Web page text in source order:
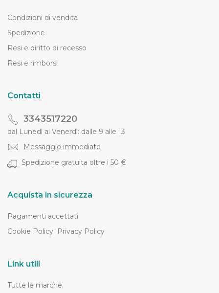
Condizioni di vendita
Spedizione
Resi e diritto di recesso
Resi e rimborsi
Contatti
3343517220
dal Lunedì al Venerdì: dalle 9 alle 13
Messaggio immediato
Spedizione gratuita oltre i 50 €
Acquista in sicurezza
Pagamenti accettati
Cookie Policy Privacy Policy
Link utili
Tutte le marche